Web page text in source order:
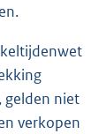
gelden niet
verkopen